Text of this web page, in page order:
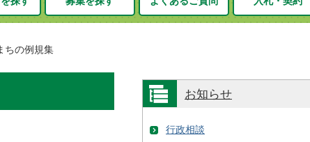
ちの例規集
お知らせ
行政相談